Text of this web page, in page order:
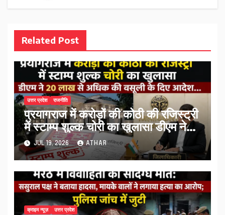
Related Post
उत्तर प्रदेश राजनीति
प्रयागराज में करोड़ों की कोठी की रजिस्ट्री
में स्टाम्प शुल्क चोरी का खुलासा डीएम ने
20 लाख से अधिक की वसूली के दिए
आदेश…
JUL 19, 2026 ATHAR
क्राइम न्यूज़ उत्तर प्रदेश